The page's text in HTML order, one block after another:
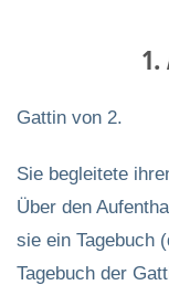
1.
Gattin von 2.
Sie begleitete
Über den
sie ein Tagebuch
Tagebuch der